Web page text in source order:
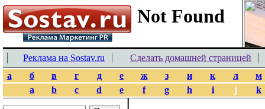
Реклама на Sostav.ru
Сделать домашней страницей
а
б в г д е ж з и к л
м
a
b c d e f g h i j k